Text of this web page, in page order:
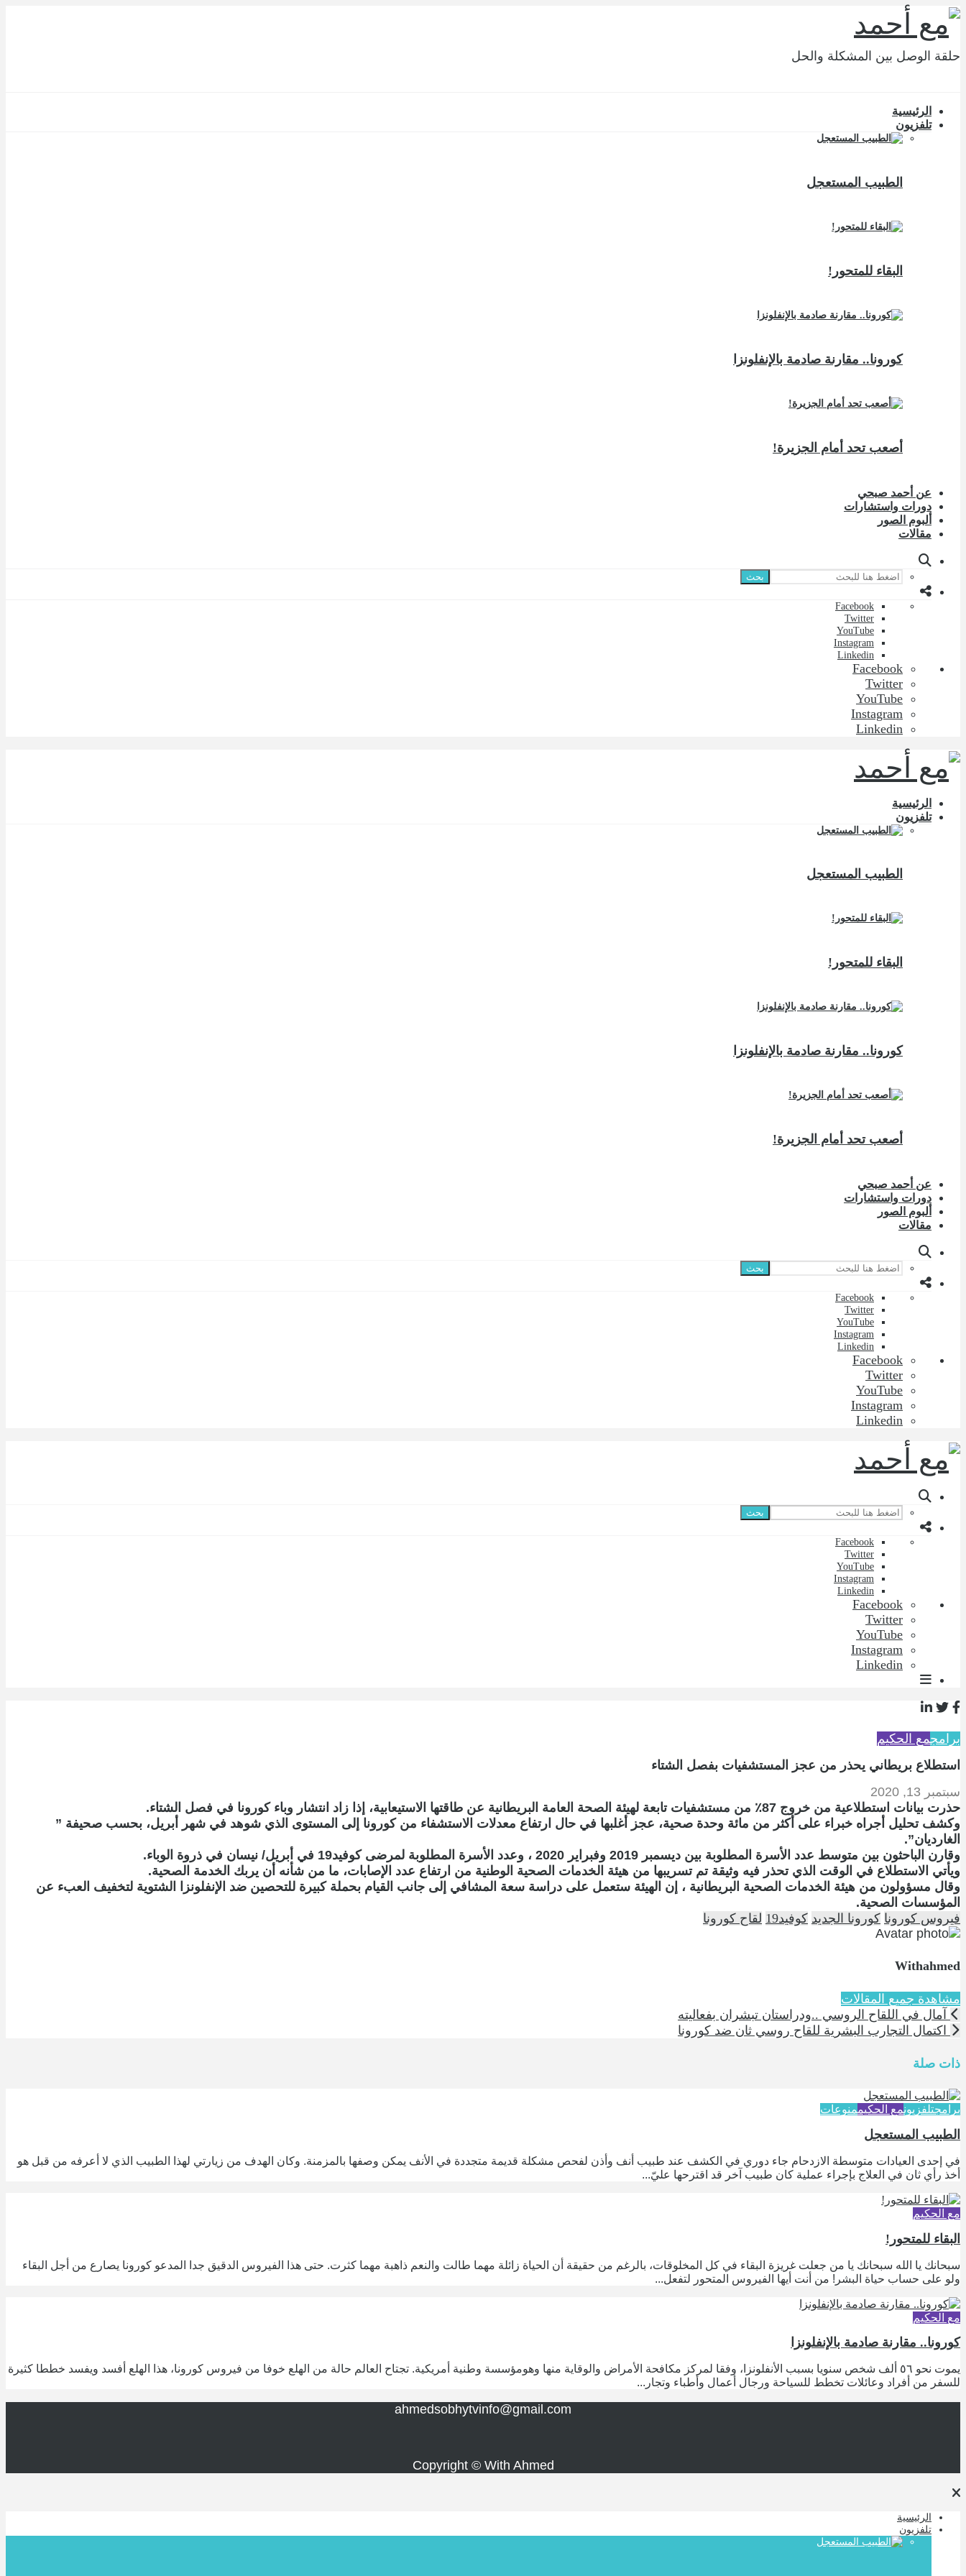
حلقة الوصل بين المشكلة والحل
الرئيسية
تلفزيون
الطبيب المستعجل
البقاء للمتحور!
كورونا.. مقارنة صادمة بالإنفلونزا
أصعب تحد أمام الجزيرة!
عن أحمد صبحي
دورات واستشارات
ألبوم الصور
مقالات
بحث
Facebook
Twitter
YouTube
Instagram
Linkedin
Facebook
Twitter
YouTube
Instagram
Linkedin
الرئيسية
تلفزيون
الطبيب المستعجل
البقاء للمتحور!
كورونا.. مقارنة صادمة بالإنفلونزا
أصعب تحد أمام الجزيرة!
عن أحمد صبحي
دورات واستشارات
ألبوم الصور
مقالات
بحث
Facebook
Twitter
YouTube
Instagram
Linkedin
Facebook
Twitter
YouTube
Instagram
Linkedin
بحث
Facebook
Twitter
YouTube
Instagram
Linkedin
Facebook
Twitter
YouTube
Instagram
Linkedin
برامجمع الحكيم
استطلاع بريطاني يحذر من عجز المستشفيات بفصل الشتاء
سبتمبر 13, 2020
حذرت بيانات استطلاعية من خروج 87٪ من مستشفيات تابعة لهيئة الصحة العامة البريطانية عن طاقتها الاستيعابية، إذا زاد انتشار وباء كورونا في فصل الشتاء.
وكشف تحليل أجراه خبراء على أكثر من مائة وحدة صحية، عجز أغلبها في حال ارتفاع معدلات الاستشفاء من كورونا إلى المستوى الذي شوهد في شهر أبريل، بحسب صحيفة ”
الغارديان”.
وقارن الباحثون بين متوسط عدد الأسرة المطلوبة بين ديسمبر 2019 وفبراير 2020 ، وعدد الأسرة المطلوبة لمرضى كوفيد19 في أبريل/ نيسان في ذروة الوباء.
ويأتي الاستطلاع في الوقت الذي تحذر فيه وثيقة تم تسريبها من هيئة الخدمات الصحية الوطنية من ارتفاع عدد الإصابات، ما من شأنه أن يربك الخدمة الصحية.
وقال مسؤولون من هيئة الخدمات الصحية البريطانية ، إن الهيئة ستعمل على دراسة سعة المشافي إلى جانب القيام بحملة كبيرة للتحصين ضد الإنفلونزا الشتوية لتخفيف العبء عن
المؤسسات الصحية.
فيروس كورونا كورونا الجديد كوفيد19 لقاح كورونا
Withahmed
مشاهدة جميع المقالات
آمال في اللقاح الروسي ..ودراستان تبشران بفعاليته
اكتمال التجارب البشرية للقاح روسي ثان ضد كورونا
ذات صلة
برامجتلفزيونمع الحكيممنوعات
الطبيب المستعجل
في إحدى العيادات متوسطة الازدحام جاء دوري في الكشف عند طبيب أنف وأذن لفحص مشكلة قديمة متجددة في الأنف يمكن وصفها بالمزمنة. وكان الهدف من زيارتي لهذا الطبيب الذي لا أعرفه من قبل هو
أخذ رأي ثان في العلاج بإجراء عملية كان طبيب آخر قد اقترحها عليّ...
مع الحكيم
البقاء للمتحور!
سبحانك يا الله سبحانك يا من جعلت غريزة البقاء في كل المخلوقات، بالرغم من حقيقة أن الحياة زائلة مهما طالت والنعم ذاهبة مهما كثرت. حتى هذا الفيروس الدقيق جدا المدعو كورونا يصارع من أجل البقاء
ولو على حساب حياة البشر! من أنت أيها الفيروس المتحور لتفعل...
مع الحكيم
كورونا.. مقارنة صادمة بالإنفلونزا
يموت نحو ٥٦ ألف شخص سنويا بسبب الأنفلونزا، وفقا لمركز مكافحة الأمراض والوقاية منها وهومؤسسة وطنية أمريكية. تجتاح العالم حالة من الهلع خوفا من فيروس كورونا، هذا الهلع أفسد ويفسد خططا كثيرة
للسفر من أفراد وعائلات تخطط للسياحة ورجال أعمال وأطباء وتجار...
ahmedsobhytvinfo@gmail.com
Copyright © With Ahmed
الرئيسية
تلفزيون